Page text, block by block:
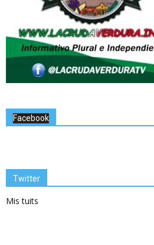
Facebook
Twitter
Mis tuits